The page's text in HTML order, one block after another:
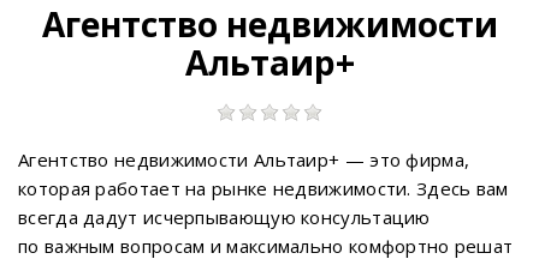
Агентство недвижимости
Альтаир+
Агентство недвижимости Альтаир+ — это фирма,
которая работает на рынке недвижимости. Здесь вам
всегда дадут исчерпывающую консультацию
по важным вопросам и максимально комфортно решат